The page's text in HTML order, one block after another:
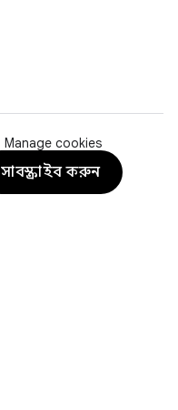
Manage cookies
সাবস্ক্রাইব করুন